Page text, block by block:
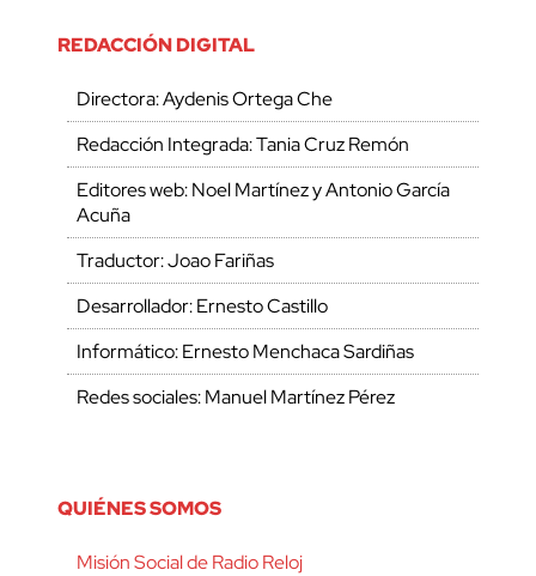
REDACCIÓN DIGITAL
Directora: Aydenis Ortega Che
Redacción Integrada: Tania Cruz Remón
Editores web: Noel Martínez y Antonio García
Acuña
Traductor: Joao Fariñas
Desarrollador: Ernesto Castillo
Informático: Ernesto Menchaca Sardiñas
Redes sociales: Manuel Martínez Pérez
QUIÉNES SOMOS
Misión Social de Radio Reloj